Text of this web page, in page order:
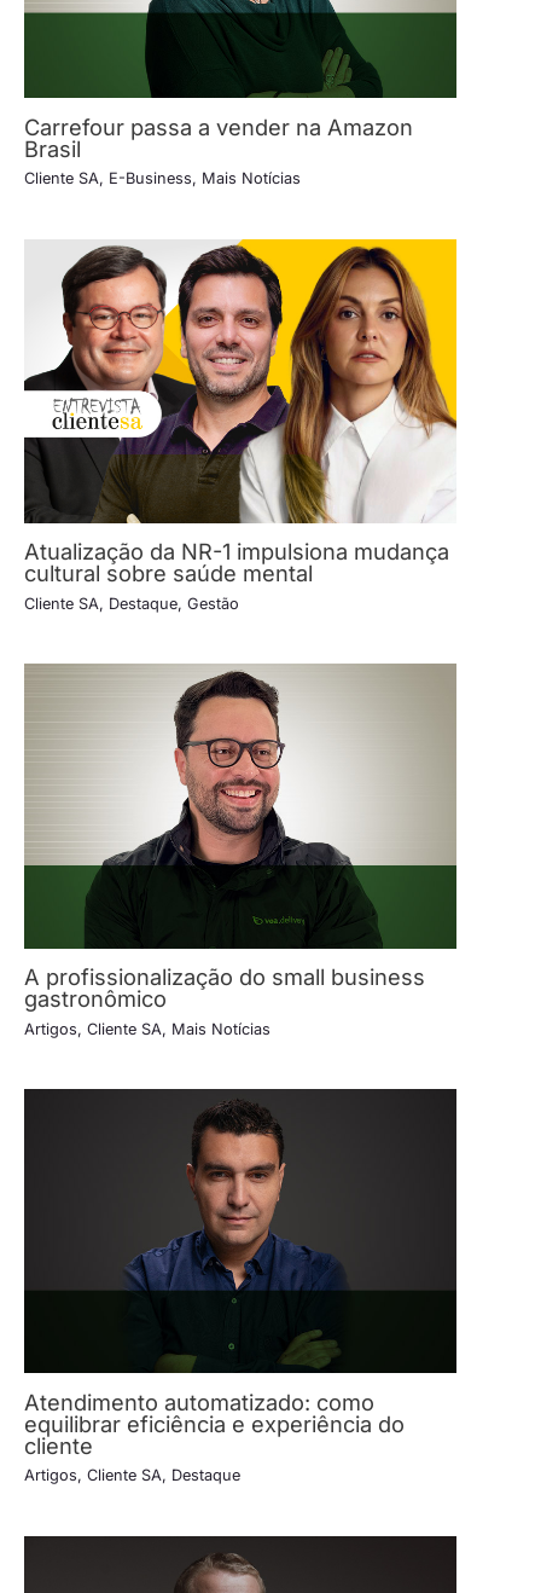
Carrefour passa a vender na Amazon
Brasil
Cliente SA, E-Business, Mais Notícias
Atualização da NR-1 impulsiona mudança
cultural sobre saúde mental
Cliente SA, Destaque, Gestão
A profissionalização do small business
gastronômico
Artigos, Cliente SA, Mais Notícias
Atendimento automatizado: como
equilibrar eficiência e experiência do
cliente
Artigos, Cliente SA, Destaque